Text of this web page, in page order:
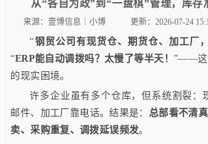
从“各自为政”到“一盘棋”管理，库存
来源：壹博信息｜小博 更新：2026-07-24
“钢贸公司有现货仓、期货仓、加工厂
“ERP能自动调拨吗？太慢了等半天！”——这
的现实困境。
许多企业虽有多个仓库，但系统割裂：
邮件、加工厂靠电话。结果是： 总部看不清
卖、采购重复、调拨延误频发。